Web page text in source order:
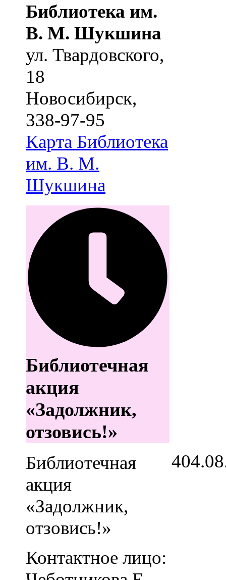
Библиотека им.
В. М. Шукшина
ул. Твардовского,
18
Новосибирск,
338-97-95
Карта Библиотека
им. В. М.
Шукшина
Библиотечная
акция
«Задолжник,
отзовись!»
Библиотечная
акция
«Задолжник,
отзовись!»
Контактное лицо:
4